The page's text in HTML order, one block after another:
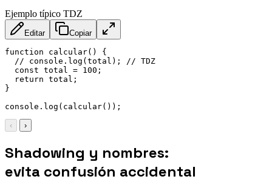
Ejemplo típico TDZ
Editar Copiar
function calcular( )
{
// console.log(total); // TDZ
const total = 100 ;
return total ;
}
console . log ( calcular( ) ) ;
‹ ›
Shadowing y nombres:
evita confusión accidental